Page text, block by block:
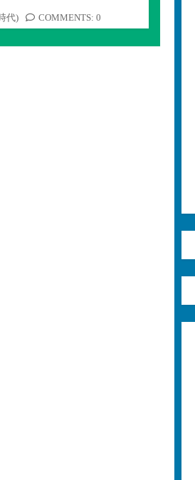
代) COMMENTS: 0